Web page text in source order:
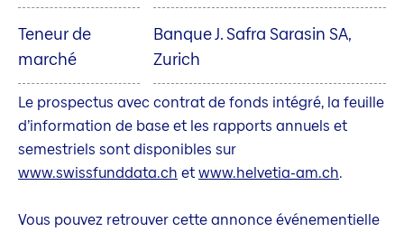
Teneur de
marché
Banque J. Safra Sarasin SA,
Zurich
Le prospectus avec contrat de fonds intégré, la feuille
d’information de base et les rapports annuels et
semestriels sont disponibles sur
www.swissfunddata.ch etwww.helvetia-am.ch.
Vous pouvez retrouver cette annonce événementielle